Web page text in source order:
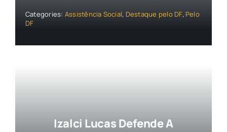
Categories: Assistência Social, Destaque pelo DF, Pelo
DF
Izalci Lucas Defende A